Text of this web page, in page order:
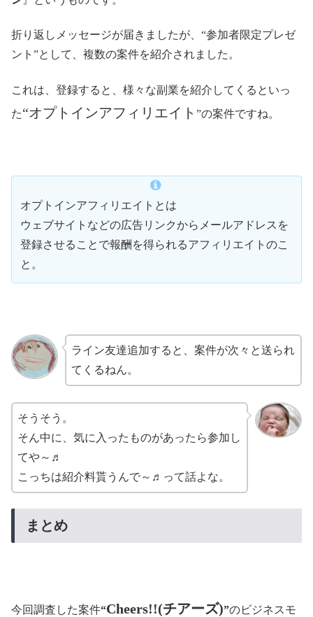
折り返しメッセージが届きましたが、“参加者限定プレゼ
ント”として、複数の案件を紹介されました。
これは、登録すると、様々な副業を紹介してくるといっ
た“オプトインアフィリエイト ”の案件ですね。
オプトインアフィリエイトとは
ウェブサイトなどの広告リンクからメールアドレスを
登録させることで報酬を得られるアフィリエイトのこ
と。
ライン友達追加すると、案件が次々と送られ
てくるねん。
そうそう。
そん中に、気に入ったものがあったら参加し
てや～♬
こっちは紹介料貰うんで～♬って話よな。
まとめ
今回調査した案件“Cheers!!(チアーズ)”のビジネスモ